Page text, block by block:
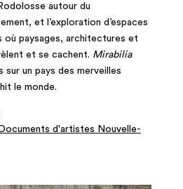
autour du
et l’exploration d’espaces
où paysages, architectures et
et se cachent. Mirabilia
un pays des merveilles
le monde.
d'artistes Nouvelle-